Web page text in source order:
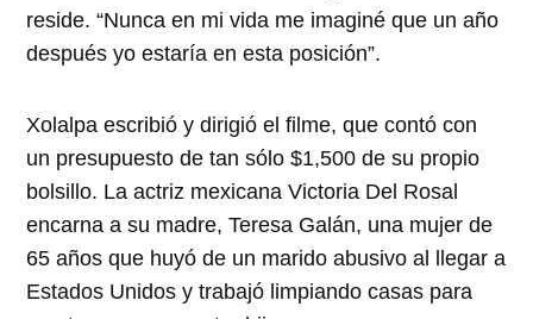
reside. “Nunca en mi vida me imaginé que un año
después yo estaría en esta posición”.
Xolalpa escribió y dirigió el filme, que contó con
un presupuesto de tan sólo $1,500 de su propio
bolsillo. La actriz mexicana Victoria Del Rosal
encarna a su madre, Teresa Galán, una mujer de
65 años que huyó de un marido abusivo al llegar a
Estados Unidos y trabajó limpiando casas para